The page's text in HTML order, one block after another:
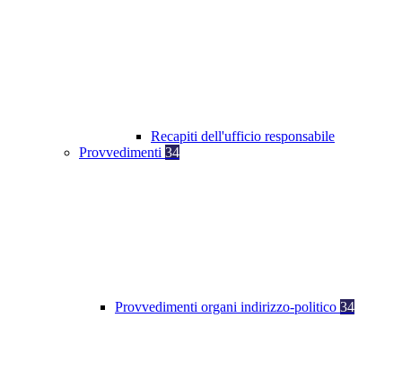
Recapiti dell'ufficio responsabile
Provvedimenti 34
Provvedimenti organi indirizzo-politico 34